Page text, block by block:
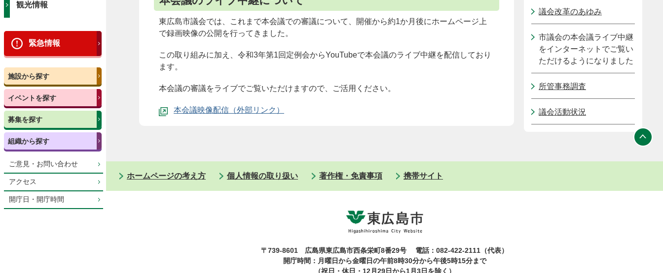
観光情報
緊急情報
施設から探す
イベントを探す
募集を探す
組織から探す
ご意見・お問い合わせ
アクセス
開庁日・開庁時間
東広島市議会では、これまで本会議での審議について、開催から約1か月後にホームページ上
で録画映像の公開を行ってきました。
この取り組みに加え、令和3年第1回定例会からYouTubeで本会議のライブ中継を配信しており
ます。
本会議の審議をライブでご覧いただけますので、ご活用ください。
本会議映像配信
議会改革のあゆみ
市議会の本会議ライブ中継
をインターネットでご覧い
ただけるようになりました
所管事務調査
議会活動状況
ホームページの考え方 個人情報の取り扱い 著作権・免責事項 携帯サイト
〒739-8601 広島県東広島市西条栄町8番29号
電話：082-422-2111（代表）
開庁時間：月曜日から金曜日の午前8時30分から午後5時15分まで
（祝日・休日・12月29日から1月3日を除く）